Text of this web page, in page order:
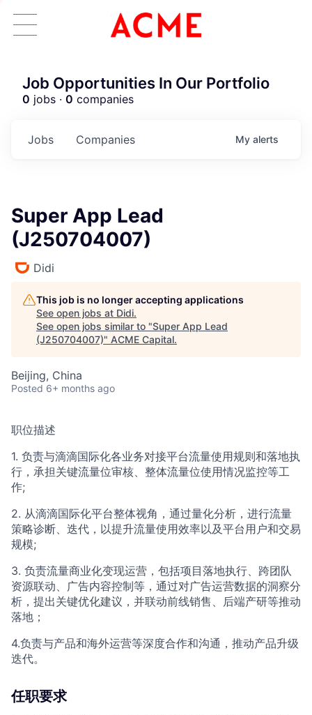
ACME Homepage
Job Opportunities In Our Portfolio
0 jobs · 0 companies
Jobs Companies My alerts
Super App Lead
(J250704007)
Didi
This job is no longer accepting applications
See open jobs at Didi.
See open jobs similar to "Super App Lead
(J250704007)" ACME Capital.
Beijing, China
Posted 6+ months ago
职位描述
1. 负责与滴滴国际化各业务对接平台流量使用规则和落地执
行，承担关键流量位审核、整体流量位使用情况监控等工
作;
2. 从滴滴国际化平台整体视角，通过量化分析，进行流量
策略诊断、迭代，以提升流量使用效率以及平台用户和交易
规模;
3. 负责流量商业化变现运营，包括项目落地执行、跨团队
资源联动、广告内容控制等，通过对广告运营数据的洞察分
析，提出关键优化建议，并联动前线销售、后端产研等推动
落地；
4.负责与产品和海外运营等深度合作和沟通，推动产品升级
迭代。
任职要求